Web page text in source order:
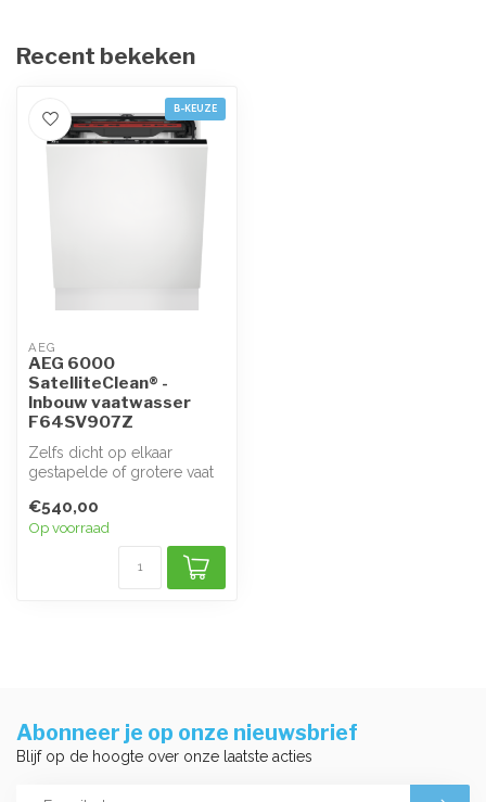
Recent bekeken
B-KEUZE
AEG
AEG 6000
SatelliteClean® -
Inbouw vaatwasser
F64SV907Z
Zelfs dicht op elkaar
gestapelde of grotere vaat
de 6...
€540,00
Op voorraad
Abonneer je op onze nieuwsbrief
Blijf op de hoogte over onze laatste acties